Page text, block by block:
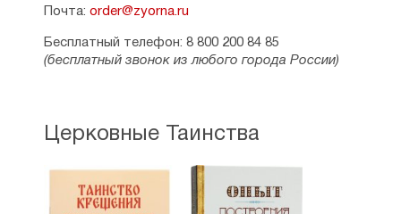
Почта: order@zyorna.ru
Бесплатный телефон: 8 800 200 84 85
(бесплатный звонок из любого города России)
Церковные Таинства